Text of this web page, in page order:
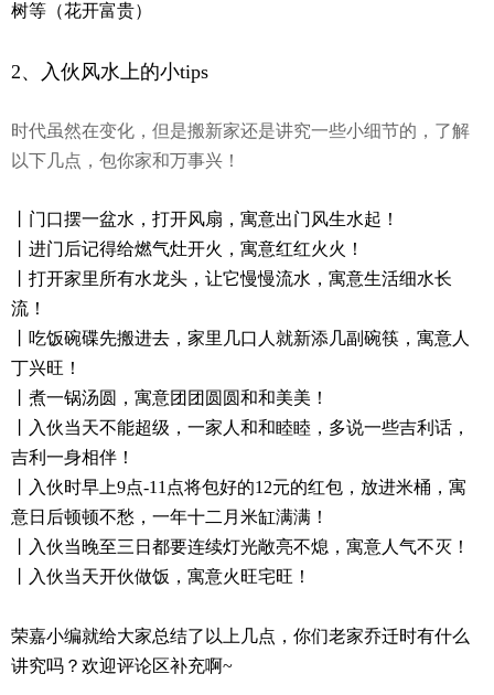
树等（花开富贵）
2、 入伙风水上的小tips
时代虽然在变化，但是搬新家还是讲究一些小细节的，了解
以下几点，包你家和万事兴！
门口摆一盆水，打开风扇，寓意出门风生水起！
进门后记得给燃气灶开火，寓意红红火火！
打开家里所有水龙头，让它慢慢流水，寓意生活细水长
流！
吃饭碗碟先搬进去，家里几口人就新添几副碗筷，寓意人
丁兴旺！
煮一锅汤圆，寓意团团圆圆和和美美！
入伙当天不能超级，一家人和和睦睦，多说一些吉利话，
吉利一身相伴！
入伙时早上9点-11点将包好的12元的红包，放进米桶，寓
意日后顿顿不愁，一年十二月米缸满满！
入伙当晚至三日都要连续灯光敞亮不熄，寓意人气不灭！
入伙当天开伙做饭，寓意火旺宅旺！
荣嘉小编就给大家总结了以上几点，你们老家乔迁时有什么
讲究吗？欢迎评论区补充啊~